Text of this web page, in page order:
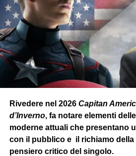
Rivedere nel 2026 Capitan
d’Inverno, fa notare elementi
moderne attuali che presentano
con il pubblico e il richiamo della
pensiero critico del singolo.